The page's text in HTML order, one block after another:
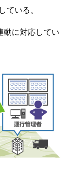
ている。
動に対応してい